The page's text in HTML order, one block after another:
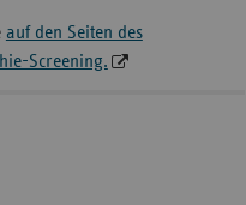
auf den Seiten des
Screening.